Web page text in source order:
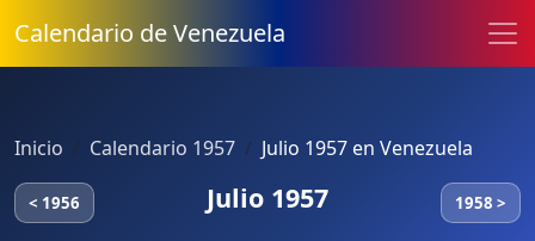
Calendario de Venezuela
Inicio Calendario 1957 Julio 1957 en Venezuela
< 1956 Julio 1957 1958 >